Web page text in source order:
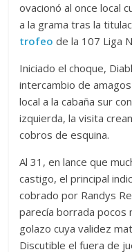
ovacionó al once local
a la grama tras la
trofeo de la 107 Liga
Iniciado el choque,
intercambio de
local a la cabaña sur
izquierda, la visita
cobros de esquina.
Al 31, en lance que
castigo, el principal
cobrado por Randys
parecía borrada pocos
golazo cuya validez
Discutible el fuera de